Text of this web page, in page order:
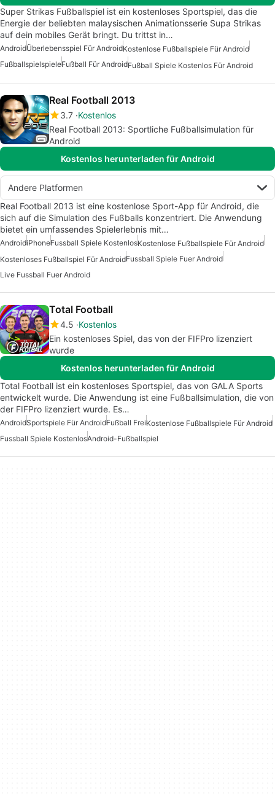
Super Strikas Fußballspiel ist ein kostenloses Sportspiel, das die
Energie der beliebten malaysischen Animationsserie Supa Strikas
auf dein mobiles Gerät bringt. Du trittst in…
AndroidÜberlebensspiel Für AndroidKostenlose Fußballspiele Für Android
FußballspielspieleFußball Für AndroidFußball Spiele Kostenlos Für Android
Real Football 2013
3.7 Kostenlos
Real Football 2013: Sportliche Fußballsimulation für
Android
Kostenlos herunterladen für Android
Andere Platformen
Real Football 2013 ist eine kostenlose Sport-App für Android, die
sich auf die Simulation des Fußballs konzentriert. Die Anwendung
bietet ein umfassendes Spielerlebnis mit…
AndroidiPhoneFussball Spiele KostenlosKostenlose Fußballspiele Für Android
Kostenloses Fußballspiel Für AndroidFussball Spiele Fuer Android
Live Fussball Fuer Android
Total Football
4.5 Kostenlos
Ein kostenloses Spiel, das von der FIFPro lizenziert
wurde
Kostenlos herunterladen für Android
Total Football ist ein kostenloses Sportspiel, das von GALA Sports
entwickelt wurde. Die Anwendung ist eine Fußballsimulation, die von
der FIFPro lizenziert wurde. Es…
AndroidSportspiele Für AndroidFußball FreiKostenlose Fußballspiele Für Android
Fussball Spiele KostenlosAndroid-Fußballspiel